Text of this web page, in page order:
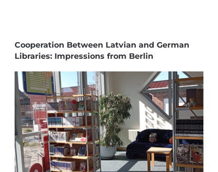
Cooperation Between Latvian and German
Libraries: Impressions from Berlin